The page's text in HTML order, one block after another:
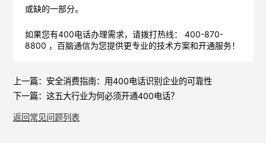
或缺的一部分。
如果您有400电话办理需求，请拨打热线： 400-870-
8800 ，百脑通信为您提供更专业的技术方案和开通服务！
上一篇： 安全消费指南：用400电话识别企业的可靠性
下一篇： 这五大行业为何必须开通400电话？
返回常见问题列表